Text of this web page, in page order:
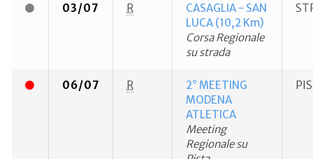
03/07 R
CASAGLIA - SAN
LUCA (10,2 Km)
Corsa Regionale
su strada
06/07 R
2° MEETING
MODENA
ATLETICA
Meeting
Regionale su